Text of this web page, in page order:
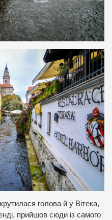
голова й у Вітека,
прийшов сюди із самого